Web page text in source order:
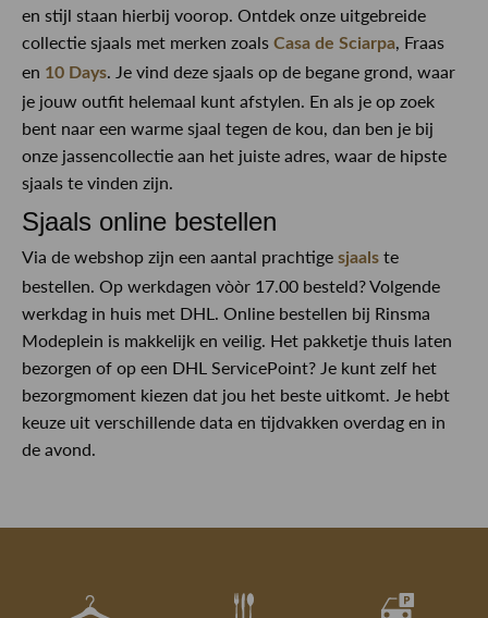
en stijl staan hierbij voorop. Ontdek onze uitgebreide
collectie sjaals met merken zoals Casa de Sciarpa, Fraas
en 10 Days. Je vind deze sjaals op de begane grond, waar
je jouw outfit helemaal kunt afstylen. En als je op zoek
bent naar een warme sjaal tegen de kou, dan ben je bij
onze jassencollectie aan het juiste adres, waar de hipste
sjaals te vinden zijn.
Sjaals online bestellen
Via de webshop zijn een aantal prachtige sjaals te
bestellen. Op werkdagen vòòr 17.00 besteld? Volgende
werkdag in huis met DHL. Online bestellen bij Rinsma
Modeplein is makkelijk en veilig. Het pakketje thuis laten
bezorgen of op een DHL ServicePoint? Je kunt zelf het
bezorgmoment kiezen dat jou het beste uitkomt. Je hebt
keuze uit verschillende data en tijdvakken overdag en in
de avond.